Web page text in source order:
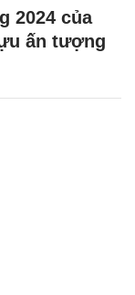
2024 của
ấn tượng